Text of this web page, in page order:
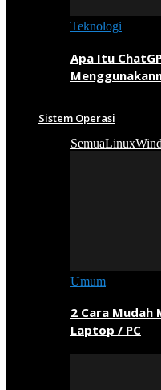
Teknologi
Apa Itu
Sistem Operasi
SemuaLinux
Umum
2 Cara Mudah
Laptop / PC